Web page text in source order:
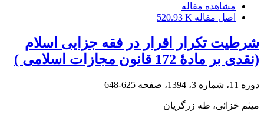
مشاهده مقاله
اصل مقاله 520.93 K
شرطیت تکرار اقرار در فقه جزایی اسلام
(نقدی بر مادۀ 172 قانون مجازات اسلامی )
دوره 11، شماره 3، 1394، صفحه 625-648
میثم خزائی، طه زرگریان